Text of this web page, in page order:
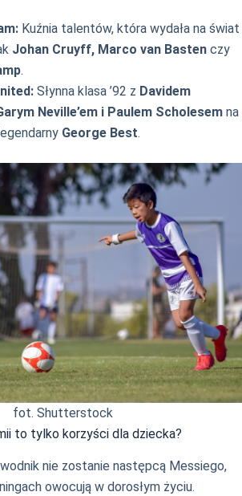
Kuźnia talentów, która wydała na świat
Johan Cruyff, Marco van Basten czy
.
Słynna klasa ’92 z Davidem
Neville’em i Paulem Scholesem na
George Best.
fot. Shutterstock
to tylko korzyści dla dziecka?
nie zostanie następcą Messiego,
owocują w dorosłym życiu.